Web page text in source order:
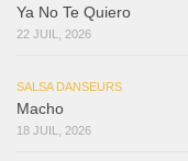
Ya No Te Quiero
22 JUIL, 2026
SALSA DANSEURS
Macho
18 JUIL, 2026